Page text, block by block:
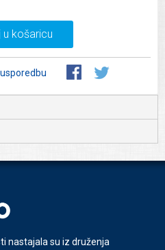
u košaricu
nastajala su iz druženja